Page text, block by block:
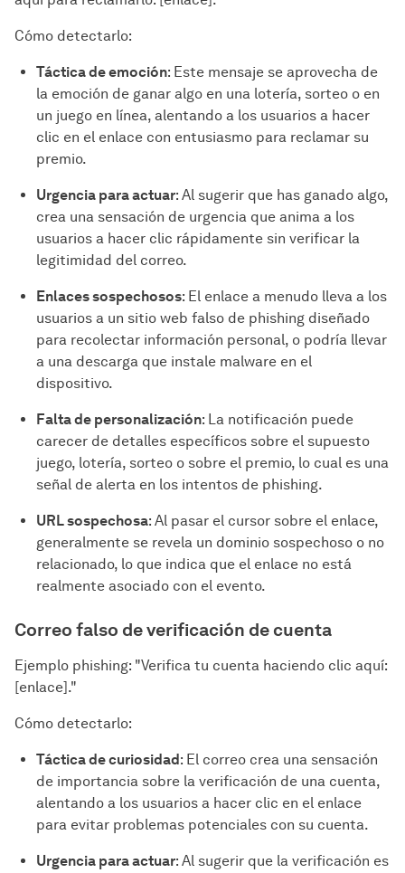
Cómo detectarlo:
Táctica de emoción: Este mensaje se aprovecha de
la emoción de ganar algo en una lotería, sorteo o en
un juego en línea, alentando a los usuarios a hacer
clic en el enlace con entusiasmo para reclamar su
premio.
Urgencia para actuar: Al sugerir que has ganado algo,
crea una sensación de urgencia que anima a los
usuarios a hacer clic rápidamente sin verificar la
legitimidad del correo.
Enlaces sospechosos: El enlace a menudo lleva a los
usuarios a un sitio web falso de phishing diseñado
para recolectar información personal, o podría llevar
a una descarga que instale malware en el
dispositivo.
Falta de personalización: La notificación puede
carecer de detalles específicos sobre el supuesto
juego, lotería, sorteo o sobre el premio, lo cual es una
señal de alerta en los intentos de phishing.
URL sospechosa: Al pasar el cursor sobre el enlace,
generalmente se revela un dominio sospechoso o no
relacionado, lo que indica que el enlace no está
realmente asociado con el evento.
Correo falso de verificación de cuenta
Ejemplo phishing: "Verifica tu cuenta haciendo clic aquí:
[enlace]."
Cómo detectarlo:
Táctica de curiosidad: El correo crea una sensación
de importancia sobre la verificación de una cuenta,
alentando a los usuarios a hacer clic en el enlace
para evitar problemas potenciales con su cuenta.
Urgencia para actuar: Al sugerir que la verificación es